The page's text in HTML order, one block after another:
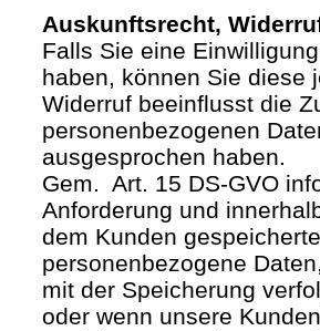
Auskunftsrecht,
Falls Sie eine
haben, können Sie diese
Widerruf beeinflusst die
personenbezogenen
ausgesprochen haben.
Gem. Art. 15 DS-GVO
Anforderung und
dem Kunden
personenbezogene
mit der Speicherung
oder wenn unsere